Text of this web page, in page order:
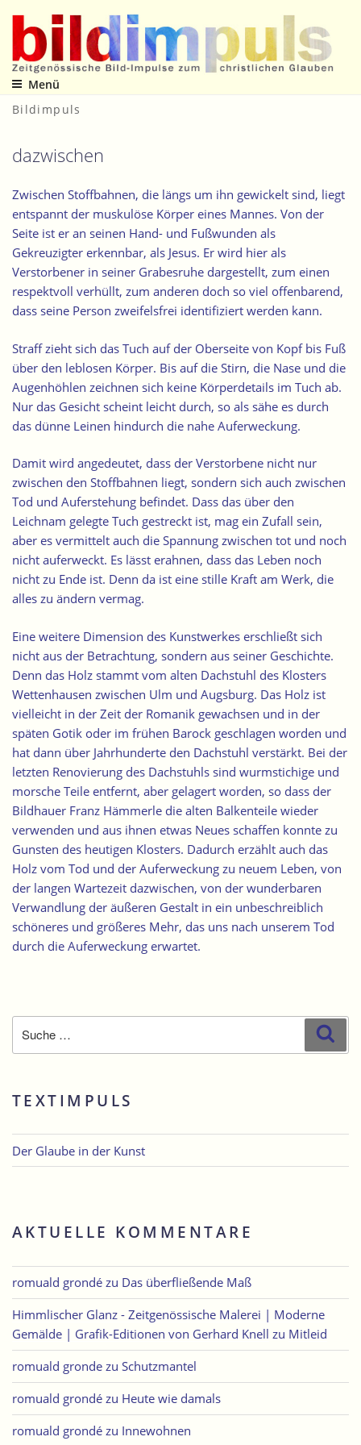
Inhalt
springen
Zeitgenössische Bild-Impulse zum christlichen Glauben
Menü
Bildimpuls
dazwischen
Zwischen Stoffbahnen, die längs um ihn gewickelt sind, liegt
entspannt der muskulöse Körper eines Mannes. Von der
Seite ist er an seinen Hand- und Fußwunden als
Gekreuzigter erkennbar, als Jesus. Er wird hier als
Verstorbener in seiner Grabesruhe dargestellt, zum einen
respektvoll verhüllt, zum anderen doch so viel offenbarend,
dass seine Person zweifelsfrei identifiziert werden kann.
Straff zieht sich das Tuch auf der Oberseite von Kopf bis Fuß
über den leblosen Körper. Bis auf die Stirn, die Nase und die
Augenhöhlen zeichnen sich keine Körperdetails im Tuch ab.
Nur das Gesicht scheint leicht durch, so als sähe es durch
das dünne Leinen hindurch die nahe Auferweckung.
Damit wird angedeutet, dass der Verstorbene nicht nur
zwischen den Stoffbahnen liegt, sondern sich auch zwischen
Tod und Auferstehung befindet. Dass das über den
Leichnam gelegte Tuch gestreckt ist, mag ein Zufall sein,
aber es vermittelt auch die Spannung zwischen tot und noch
nicht auferweckt. Es lässt erahnen, dass das Leben noch
nicht zu Ende ist. Denn da ist eine stille Kraft am Werk, die
alles zu ändern vermag.
Eine weitere Dimension des Kunstwerkes erschließt sich
nicht aus der Betrachtung, sondern aus seiner Geschichte.
Denn das Holz stammt vom alten Dachstuhl des Klosters
Wettenhausen zwischen Ulm und Augsburg. Das Holz ist
vielleicht in der Zeit der Romanik gewachsen und in der
späten Gotik oder im frühen Barock geschlagen worden und
hat dann über Jahrhunderte den Dachstuhl verstärkt. Bei der
letzten Renovierung des Dachstuhls sind wurmstichige und
morsche Teile entfernt, aber gelagert worden, so dass der
Bildhauer Franz Hämmerle die alten Balkenteile wieder
verwenden und aus ihnen etwas Neues schaffen konnte zu
Gunsten des heutigen Klosters. Dadurch erzählt auch das
Holz vom Tod und der Auferweckung zu neuem Leben, von
der langen Wartezeit dazwischen, von der wunderbaren
Verwandlung der äußeren Gestalt in ein unbeschreiblich
schöneres und größeres Mehr, das uns nach unserem Tod
durch die Auferweckung erwartet.
nach:
TEXTIMPULS
Der Glaube in der Kunst
AKTUELLE KOMMENTARE
romuald grondé zu Das überfließende Maß
Himmlischer Glanz - Zeitgenössische Malerei | Moderne
Gemälde | Grafik-Editionen von Gerhard Knell zu Mitleid
romuald gronde zu Schutzmantel
romuald grondé zu Heute wie damals
romuald grondé zu Innewohnen